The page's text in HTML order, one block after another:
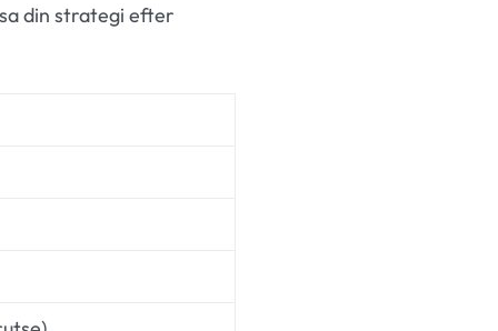
din strategi efter